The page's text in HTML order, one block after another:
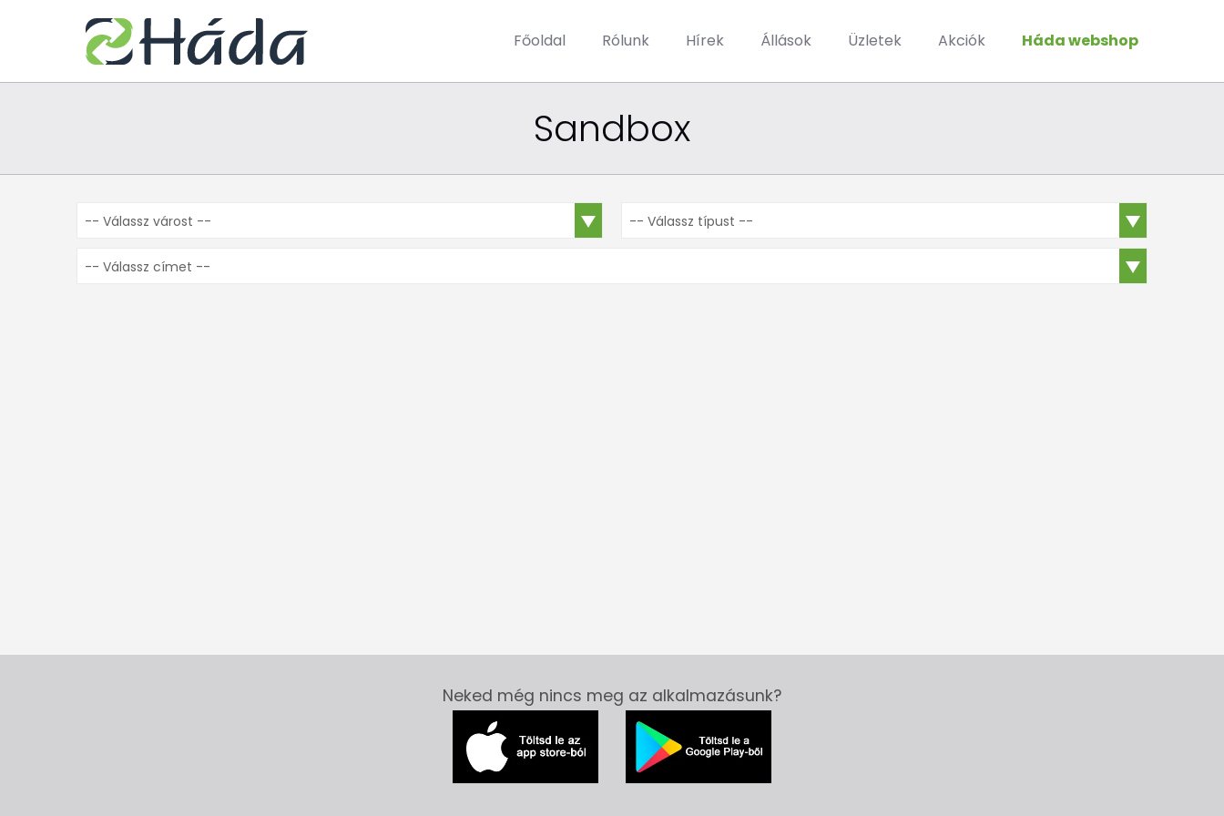
Főoldal Rólunk Hírek Állások Üzletek Akciók Háda webshop
Sandbox
Neked még nincs meg az alkalmazásunk?